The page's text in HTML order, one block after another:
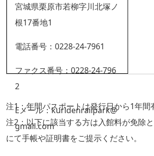
宮城県栗原市若柳字川北塚ノ
根17番地1
電話番号：0228-24-7961
ファクス番号：0228-24-796
2
Eメール：kuridenrailpark@
gmail.com
注1：年間パスポートは発行日から1年間
注2：以下に該当する方は入館料が免除
にて手帳や証明書をご提示ください。